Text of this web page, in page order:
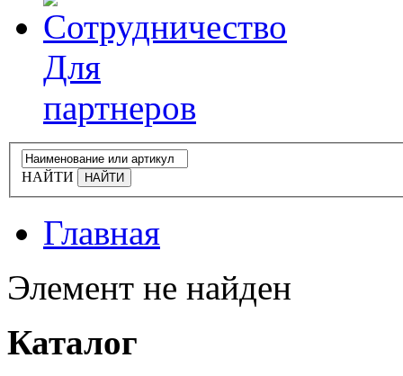
Для
партнеров
НАЙТИ
Главная
Элемент не найден
Каталог